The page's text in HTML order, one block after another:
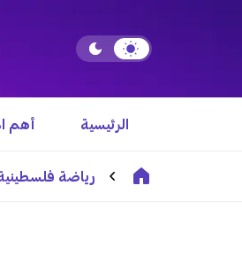
الرئيسية أهم
رياضة